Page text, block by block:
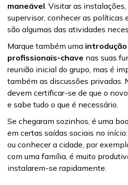
maneável. Visitar as instalações,
supervisor, conhecer as políticas
são algumas das atividades
Marque também uma
profissionais-chave nas suas
reunião inicial do grupo, mas é
também as discussões privadas.
devem certificar-se de que o
e sabe tudo o que é necessário.
Se chegaram sozinhos, é uma
em certas saídas sociais no
ou conhecer a cidade, por
com uma família, é muito
instalarem-se rapidamente.